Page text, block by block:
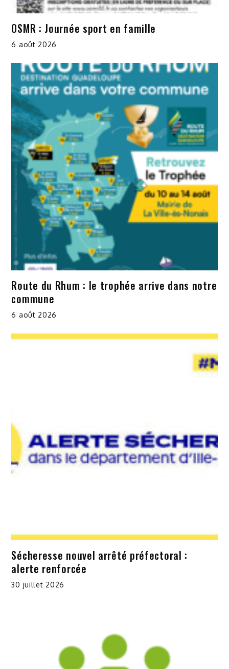
OSMR : Journée sport en famille
6 août 2026
Route du Rhum : le trophée arrive dans notre
commune
6 août 2026
Sécheresse nouvel arrêté préfectoral :
alerte renforcée
30 juillet 2026